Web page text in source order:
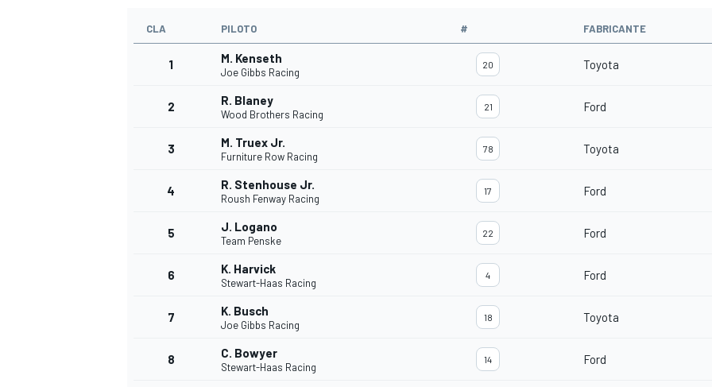
FÓRMULA E
CLA PILOTO # FABRICANTE
1 M. Kenseth
Joe Gibbs Racing
20 Toyota
2 R. Blaney
Wood Brothers Racing
21 Ford
3 M. Truex Jr.
Furniture Row Racing
78 Toyota
4 R. Stenhouse Jr.
Roush Fenway Racing
17 Ford
5 J. Logano
Team Penske
22 Ford
6 K. Harvick
Stewart-Haas Racing
4 Ford
7 K. Busch
Joe Gibbs Racing
18 Toyota
8 C. Bowyer
Stewart-Haas Racing
14 Ford